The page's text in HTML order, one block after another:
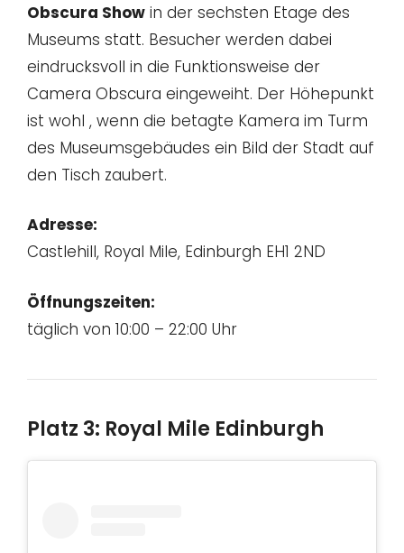
Obscura Show in der sechsten Etage des
Museums statt. Besucher werden dabei
eindrucksvoll in die Funktionsweise der
Camera Obscura eingeweiht. Der Höhepunkt
ist wohl , wenn die betagte Kamera im Turm
des Museumsgebäudes ein Bild der Stadt auf
den Tisch zaubert.
Adresse:
Castlehill, Royal Mile, Edinburgh EH1 2ND
Öffnungszeiten:
täglich von 10:00 – 22:00 Uhr
Platz 3: Royal Mile Edinburgh